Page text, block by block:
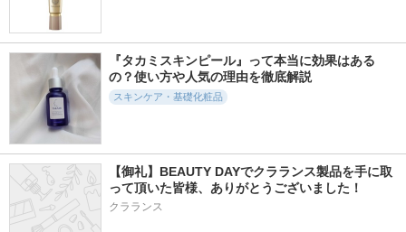
『タカミスキンピール』って本当に効果はある
の？使い方や人気の理由を徹底解説
スキンケア・基礎化粧品
【御礼】BEAUTY DAYでクラランス製品を手に取
って頂いた皆様、ありがとうございました！
クラランス